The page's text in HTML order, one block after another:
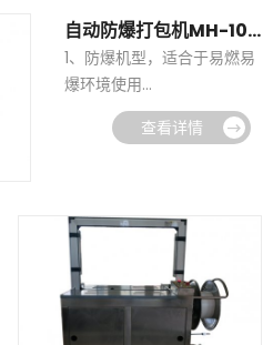
自动防爆打包机MH-101A-F
1、防爆机型，适合于易燃易
爆环境使用
2、高于国家标准级别的防爆
等级，使用更安全
化操作
4、铸钢机芯结构，运行稳
定，故障率低
查看详情